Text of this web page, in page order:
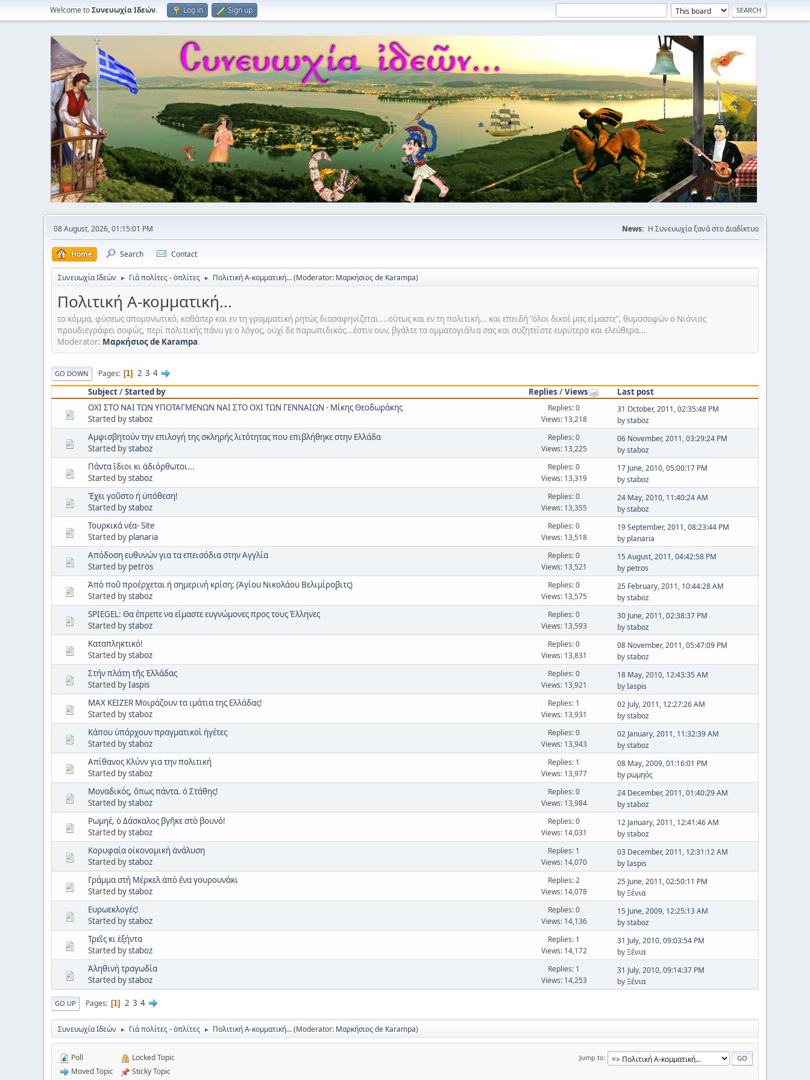
Welcome toΣυνευωχία Ιδεών. Log in Sign up
08 August, 2026, 01:15:01 PM News: Η Συνευωχία ξανά στο Διαδίκτυο
Home Search Contact
Συνευωχία Ιδεών ► Γιὰ πολίτες - ὀπλίτες ► Πολιτική Α-κομματική...(Moderator: Μαρκήσιος de Karampa)
Πολιτική Α-κομματική...
το κόμμα, φύσεως απομονωτικό, καθάπερ και εν τη γραμματική ρητώς διασαφηνίζεται....ούτως και εν τη πολιτική... και επειδή "όλοι δικοί μας είμαστε", θυμοσοφών ο Νιόνιος
προυδιεγράφει σοφώς, περί πολιτικής πάνυ γε ο λόγος, ουχί δε παρωπιδικός...έστιν ουν, βγάλτε τα ομματογιάλια σας και συζητείστε ευρύτερα και ελεύθερα...
Moderator: Μαρκήσιος de Karampa.
GO DOWN Pages 1 2 3 4
Subject/Started by Replies /Views
Last post
ΟΧΙ ΣΤΟ ΝΑΙ ΤΩΝ ΥΠΟΤΑΓΜΕΝΩΝ ΝΑΙ ΣΤΟ ΟΧΙ ΤΩΝ ΓΕΝΝΑΙΩΝ - Μίκης Θεοδωράκης
Started bystaboz
Replies: 0
Views: 13,218
31 October, 2011, 02:35:48 PM
bystaboz
Αμφισβητούν την επιλογή της σκληρής λιτότητας που επιβλήθηκε στην Ελλάδα
Started bystaboz
Replies: 0
Views: 13,225
06 November, 2011, 03:29:24 PM
bystaboz
Πάντα ἴδιοι κι ἀδιόρθωτοι...
Started bystaboz
Replies: 0
Views: 13,319
17 June, 2010, 05:00:17 PM
bystaboz
Ἔχει γοῦστο ἡ ὑπόθεση!
Started bystaboz
Replies: 0
Views: 13,355
24 May, 2010, 11:40:24 AM
bystaboz
Τουρκικά νέα- Site
Started by planaria
Replies: 0
Views: 13,518
19 September, 2011, 08:23:44 PM
by planaria
Απόδοση ευθυνών για τα επεισόδια στην Αγγλία
Started by petros
Replies: 0
Views: 13,521
15 August, 2011, 04:42:58 PM
by petros
Ἀπὸ ποῦ προέρχεται ἡ σημερινὴ κρίση; (Ἁγίου Νικολάου Βελιμίροβιτς)
Started bystaboz
Replies: 0
Views: 13,575
25 February, 2011, 10:44:28 AM
bystaboz
SPIEGEL: Θα έπρεπε να είμαστε ευγνώμονες προς τους Έλληνες
Started bystaboz
Replies: 0
Views: 13,593
30 June, 2011, 02:38:37 PM
bystaboz
Καταπληκτικό!
Started bystaboz
Replies: 0
Views: 13,831
08 November, 2011, 05:47:09 PM
bystaboz
Στήν πλάτη τῆς Ἑλλάδας
Started byIaspis
Replies: 0
Views: 13,921
18 May, 2010, 12:43:35 AM
byIaspis
MAX KEIZER Μοιράζουν τα ιμάτια της Ελλάδας!
Started bystaboz
Replies: 1
Views: 13,931
02 July, 2011, 12:27:26 AM
bystaboz
Κάπου ὑπάρχουν πραγματικοὶ ἡγέτες
Started bystaboz
Replies: 0
Views: 13,943
02 January, 2011, 11:32:39 AM
bystaboz
Απίθανος Κλύνν για την πολιτική
Started bystaboz
Replies: 1
Views: 13,977
08 May, 2009, 01:16:01 PM
by ρωμηός
Μοναδικός, ὅπως πάντα. ὁ Στάθης!
Started bystaboz
Replies: 0
Views: 13,984
24 December, 2011, 01:40:29 AM
bystaboz
Ρωμηέ, ὁ Δάσκαλος βγῆκε στὸ βουνό!
Started bystaboz
Replies: 0
Views: 14,031
12 January, 2011, 12:41:46 AM
bystaboz
Κορυφαία οἰκονομικὴ ἀνάλυση
Started bystaboz
Replies: 1
Views: 14,070
03 December, 2011, 12:31:12 AM
byIaspis
Γράμμα στὴ Μέρκελ ἀπὸ ἕνα γουρουνάκι
Started bystaboz
Replies: 2
Views: 14,078
25 June, 2011, 02:50:11 PM
byΞένια
Ευρωεκλογές!
Started bystaboz
Replies: 0
Views: 14,136
15 June, 2009, 12:25:13 AM
bystaboz
Τρεῖς κι ἑξήντα
Started bystaboz
Replies: 1
Views: 14,172
31 July, 2010, 09:03:54 PM
byΞένια
Ἀληθινὴ τραγωδία
Started bystaboz
Replies: 1
Views: 14,253
31 July, 2010, 09:14:37 PM
byΞένια
GO UP Pages 1 2 3 4
Συνευωχία Ιδεών ► Γιὰ πολίτες - ὀπλίτες ► Πολιτική Α-κομματική...(Moderator: Μαρκήσιος de Karampa)
Jump to
Poll
Moved Topic
Locked Topic
Sticky Topic